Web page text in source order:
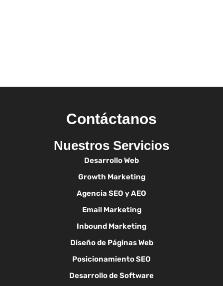
Contáctanos
Nuestros Servicios
Desarrollo Web
Growth Marketing
Agencia SEO y AEO
Email Marketing
Inbound Marketing
Diseño de Páginas Web
Posicionamiento SEO
Desarrollo de Software